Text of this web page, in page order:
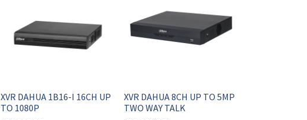
XVR DAHUA 1B16-I 16CH UP
TO 1080P
XVR DAHUA 8CH UP TO 5MP
TWO WAY TALK